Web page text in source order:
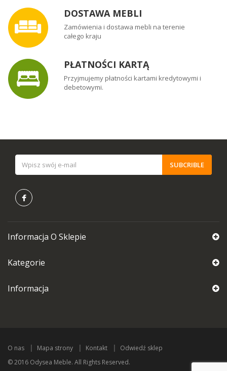
DOSTAWA MEBLI
Zamówienia i dostawa mebli na terenie
całego kraju
PŁATNOŚCI KARTĄ
Przyjmujemy płatności kartami kredytowymi i
debetowymi.
SUBCRIBLE
Informacja O Sklepie
Kategorie
Informacja
O nas Mapa strony Kontakt
Odwiedź sklep
© 2016 Odysea Meble. All Rights Reserved.